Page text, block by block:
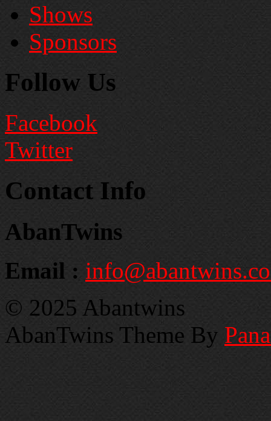
Shows
Sponsors
Follow Us
Facebook
Twitter
Contact Info
AbanTwins
Email :
© 2025 Abantwins
AbanTwins Theme By